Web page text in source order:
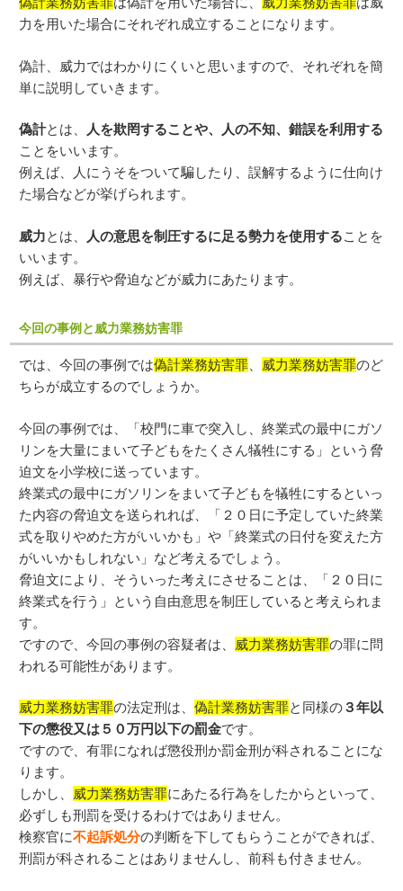
力を用いた場合にそれぞれ成立することになります。
偽計、威力ではわかりにくいと思いますので、それぞれを簡
単に説明していきます。
偽計とは、
人を欺罔することや、人の不知、錯誤を利用する
ことをいいます。
例えば、人にうそをついて騙したり、誤解するように仕向け
た場合などが挙げられます。
威力とは、 人の意思を制圧するに足る勢力を使用することを
いいます。
例えば、暴行や脅迫などが威力にあたります。
今回の事例と威力業務妨害罪
では、今回の事例では偽計業務妨害罪 威力業務妨害罪のど
ちらが成立するのでしょうか。
今回の事例では、「校門に車で突入し、終業式の最中にガソ
リンを大量にまいて子どもをたくさん犠牲にする」という脅
迫文を小学校に送っています。
終業式の最中にガソリンをまいて子どもを犠牲にするといっ
た内容の脅迫文を送られれば、「２０日に予定していた終業
式を取りやめた方がいいかも」や「終業式の日付を変えた方
がいいかもしれない」など考えるでしょう。
脅迫文により、そういった考えにさせることは、「２０日に
終業式を行う」という自由意思を制圧していると考えられま
す。
ですので、今回の事例の容疑者は、
威力業務妨害罪の罪に問
われる可能性があります。
威力業務妨害罪の法定刑は、偽計業務妨害罪と同様の３年以
下の懲役又は５０万円以下の罰金です。
ですので、有罪になれば懲役刑か罰金刑が科されることにな
ります。
しかし、
威力業務妨害罪にあたる行為をしたからといって、
必ずしも刑罰を受けるわけではありません。
検察官に不起訴処分の判断を下してもらうことができれば、
刑罰が科されることはありませんし、前科も付きません。